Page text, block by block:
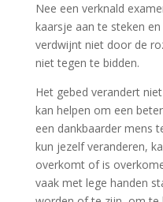
Nee een verknald
kaarsje aan te steken
verdwijnt niet door de
niet tegen te bidden.
Het gebed verandert
kan helpen om een
een dankbaarder mens
kun jezelf veranderen,
overkomt of is
vaak met lege handen